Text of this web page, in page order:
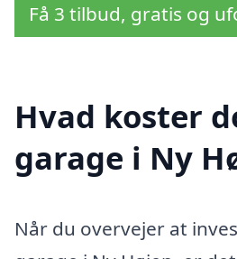
Få 3 tilbud, gratis og
Hvad koster
garage i Ny
Når du overvejer at